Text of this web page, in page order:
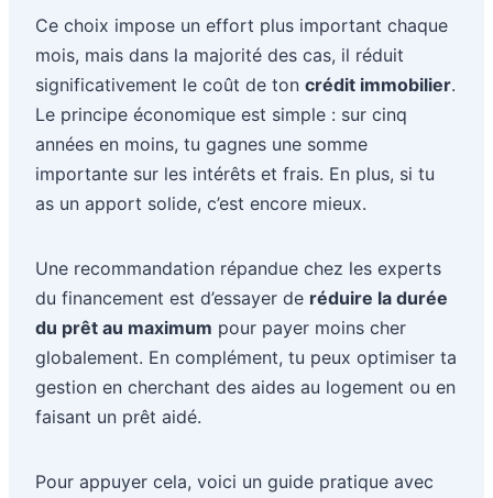
Ce choix impose un effort plus important chaque
mois, mais dans la majorité des cas, il réduit
significativement le coût de ton crédit immobilier.
Le principe économique est simple : sur cinq
années en moins, tu gagnes une somme
importante sur les intérêts et frais. En plus, si tu
as un apport solide, c’est encore mieux.
Une recommandation répandue chez les experts
du financement est d’essayer de réduire la durée
du prêt au maximum pour payer moins cher
globalement. En complément, tu peux optimiser ta
gestion en cherchant des aides au logement ou en
faisant un prêt aidé.
Pour appuyer cela, voici un guide pratique avec